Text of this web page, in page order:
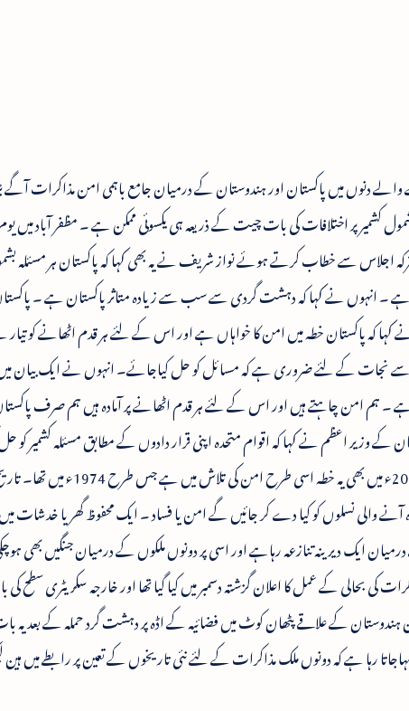
دنوں میں پاکستان اور ہندوستان کے درمیان جامع باہمی امن مذاکرات
کشمیر پر اختلافات کی بات چیت کے ذریعہ ہی یکسوئی ممکن ہے ۔ مظفر آباد میں
اجلاس سے خطاب کرتے ہوئے نواز شریف نے یہ بھی کہا کہ پاکستان ہر
۔ انہوں نے کہا کہ دہشت گردی سے سب سے زیادہ متاثر پاکستان ہے ۔
کہ پاکستان خطہ میں امن کا خواہاں ہے اور اس کے لئے ہر قدم اٹھانے کو
سے نجات کے لئے ضروری ہے کہ مسائل کو حل کیاجائے۔ انہوں نے ایک بیان
ہم امن چاہتے ہیں اور اس کے لئے ہر قدم اٹھانے پر آمادہ ہیں ہم صرف
وزیر اعظم نے کہا کہ اقوام متحدہ اپنی قرار دادوں کے مطابق مسئلہ کشمیر کو
میں کردار ادا کرے ۔ کیا یہ حقیقت نہیں ہے کہ2016ء میں بھی یہ خطہ اسی
والی نسلوں کو کیا دے کر جائیں گے امن یا فساد ۔ ایک محفوظ گھر یا خدشات میں
ایک دیرینہ تنازعہ رہاہے اور اسی پر دونوں ملکوں کے درمیان جنگیں بھی
بحالی کے عمل کا اعلان گزشتہ دسمبر میں کیا گیا تھا اور خارجہ سکریٹری سطح
ہندوستان کے علاقے پٹھان کوٹ میں فضائیہ کے اڈہ پر دہشت گرد حملہ کے بعد
رہا ہے کہ دونوں ملک مذاکرات کے لئے نئی تاریخوں کے تعین پر رابطے میں